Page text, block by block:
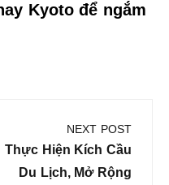
Kyoto để ngắm
NEXT POST
Next
Post:
Thực Hiện Kích Cầu
Du Lịch, Mở Rộng